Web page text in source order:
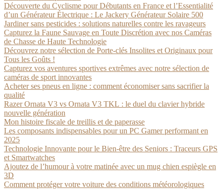
Découverte du Cyclisme pour Débutants en France et l’Essentialité
d’un Générateur Électrique : Le Jackery Générateur Solaire 500
Jardiner sans pesticides : solutions naturelles contre les ravageurs
Capturez la Faune Sauvage en Toute Discrétion avec nos Caméras
de Chasse de Haute Technologie
Découvrez notre sélection de Porte-clés Insolites et Originaux pour
Tous les Goûts !
Capturez vos aventures sportives extrêmes avec notre sélection de
caméras de sport innovantes
Acheter ses pneus en ligne : comment économiser sans sacrifier la
qualité
Razer Ornata V3 vs Ornata V3 TKL : le duel du clavier hybride
nouvelle génération
Mon histoire fiscale de treillis et de paperasse
Les composants indispensables pour un PC Gamer performant en
2025
Technologie Innovante pour le Bien-être des Seniors : Traceurs GPS
et Smartwatches
Ajoutez de l’humour à votre matinée avec un mug chien espiègle en
3D
Comment protéger votre voiture des conditions météorologiques